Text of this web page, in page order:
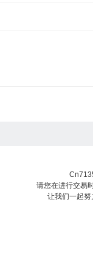
请您在进行交易
让我们一起